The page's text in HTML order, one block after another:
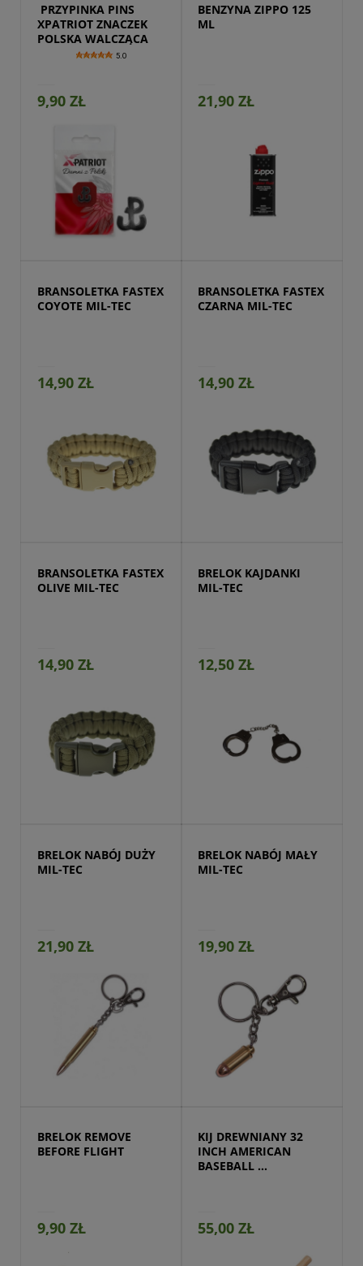
PRZYPINKA PINS
XPATRIOT ZNACZEK
POLSKA WALCZĄCA
5.0
9,90 ZŁ
BENZYNA ZIPPO 125
ML
21,90 ZŁ
Przejdź do produktu
BRANSOLETKA FASTEX
COYOTE MIL-TEC
14,90 ZŁ
BRANSOLETKA FASTEX
CZARNA MIL-TEC
14,90 ZŁ
BRANSOLETKA FASTEX
OLIVE MIL-TEC
14,90 ZŁ
BRELOK KAJDANKI
MIL-TEC
12,50 ZŁ
BRELOK NABÓJ DUŻY
MIL-TEC
21,90 ZŁ
BRELOK NABÓJ MAŁY
MIL-TEC
19,90 ZŁ
BRELOK REMOVE
BEFORE FLIGHT
9,90 ZŁ
KIJ DREWNIANY 32
INCH AMERICAN
BASEBALL
55,00 ZŁ